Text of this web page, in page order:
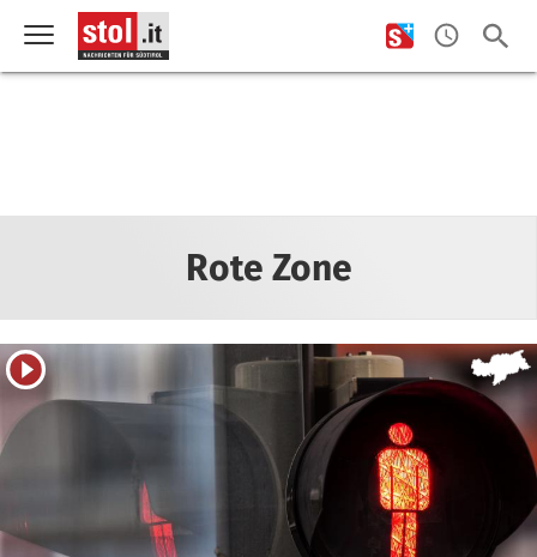
Rote Zone